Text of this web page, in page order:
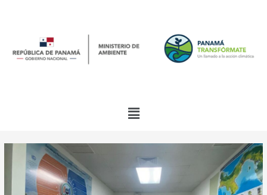
Menú